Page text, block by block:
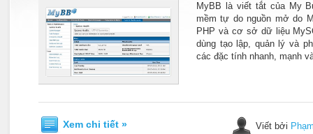
MyBB là viết tắt của My
mềm tự do nguồn mở do
PHP và cơ sở dữ liệu
dùng tạo lập, quản lý và
các đặc tính nhanh, mạnh
Xem chi tiết » Viết bởi